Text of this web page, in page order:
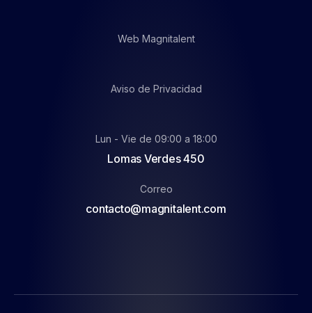
Web Magnitalent
Aviso de Privacidad
Lun - Vie de 09:00 a 18:00
Lomas Verdes 450
Correo
contacto@magnitalent.com